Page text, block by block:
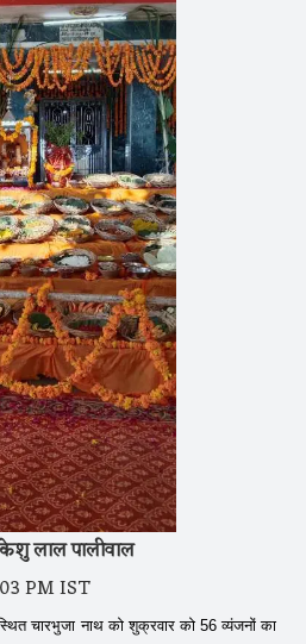
लाल पालीवाल
PM IST
चारभुजा नाथ को शुक्रवार को 56 व्यंजनों का